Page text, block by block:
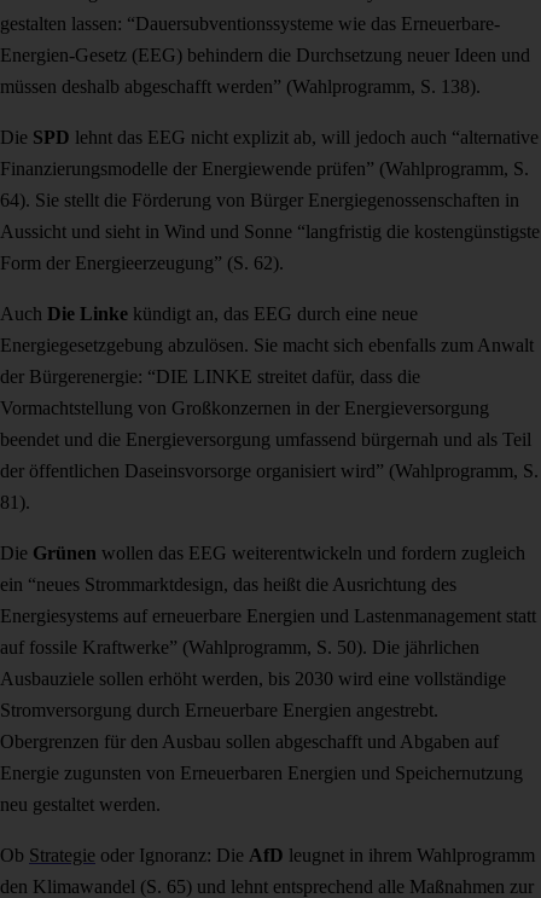
gestalten lassen: “Dauersubventionssysteme wie das Erneuerbare-
Energien-Gesetz (EEG) behindern die Durchsetzung neuer Ideen und
müssen deshalb abgeschafft werden” (Wahlprogramm, S. 138).
Die SPD lehnt das EEG nicht explizit ab, will jedoch auch “alternative
Finanzierungsmodelle der Energiewende prüfen” (Wahlprogramm, S.
64). Sie stellt die Förderung von Bürger Energiegenossenschaften in
Aussicht und sieht in Wind und Sonne “langfristig die kostengünstigste
Form der Energieerzeugung” (S. 62).
Auch Die Linke kündigt an, das EEG durch eine neue
Energiegesetzgebung abzulösen. Sie macht sich ebenfalls zum Anwalt
der Bürgerenergie: “DIE LINKE streitet dafür, dass die
Vormachtstellung von Großkonzernen in der Energieversorgung
beendet und die Energieversorgung umfassend bürgernah und als Teil
der öffentlichen Daseinsvorsorge organisiert wird” (Wahlprogramm, S.
81).
Die Grünen wollen das EEG weiterentwickeln und fordern zugleich
ein “neues Strommarktdesign, das heißt die Ausrichtung des
Energiesystems auf erneuerbare Energien und Lastenmanagement statt
auf fossile Kraftwerke” (Wahlprogramm, S. 50). Die jährlichen
Ausbauziele sollen erhöht werden, bis 2030 wird eine vollständige
Stromversorgung durch Erneuerbare Energien angestrebt.
Obergrenzen für den Ausbau sollen abgeschafft und Abgaben auf
Energie zugunsten von Erneuerbaren Energien und Speichernutzung
neu gestaltet werden.
Ob Strategie oder Ignoranz: Die AfD leugnet in ihrem Wahlprogramm
den Klimawandel (S. 65) und lehnt entsprechend alle Maßnahmen zur